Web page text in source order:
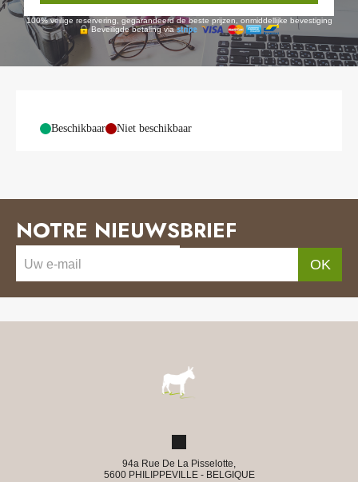
100% veilige reservering, gegarandeerd de beste prijzen, onmiddellijke bevestiging
Beveiligde betaling via
Beschikbaar Niet beschikbaar
NOTRE NIEUWSBRIEF
OK
94a Rue De La Pisselotte,
5600 PHILIPPEVILLE - BELGIQUE